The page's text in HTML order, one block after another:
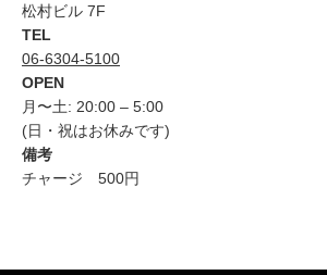
松村ビル 7F
TEL
06-6304-5100
OPEN
月〜土: 20:00 – 5:00
(日・祝はお休みです)
備考
チャージ 500円